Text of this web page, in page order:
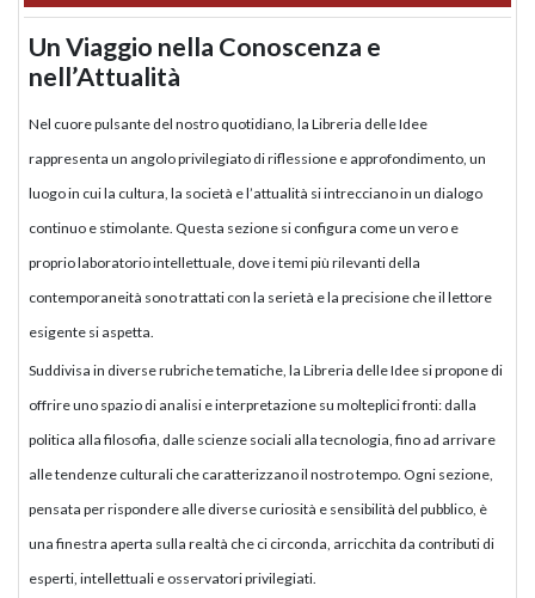
Un Viaggio nella Conoscenza e
nell’Attualità
Nel cuore pulsante del nostro quotidiano, la Libreria delle Idee
rappresenta un angolo privilegiato di riflessione e approfondimento, un
luogo in cui la cultura, la società e l’attualità si intrecciano in un dialogo
continuo e stimolante. Questa sezione si configura come un vero e
proprio laboratorio intellettuale, dove i temi più rilevanti della
contemporaneità sono trattati con la serietà e la precisione che il lettore
esigente si aspetta.
Suddivisa in diverse rubriche tematiche, la Libreria delle Idee si propone di
offrire uno spazio di analisi e interpretazione su molteplici fronti: dalla
politica alla filosofia, dalle scienze sociali alla tecnologia, fino ad arrivare
alle tendenze culturali che caratterizzano il nostro tempo. Ogni sezione,
pensata per rispondere alle diverse curiosità e sensibilità del pubblico, è
una finestra aperta sulla realtà che ci circonda, arricchita da contributi di
esperti, intellettuali e osservatori privilegiati.